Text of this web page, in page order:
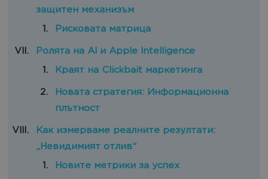
защитен механизъм
Рисковата матрица
Ролята на AI и Apple Intelligence
Краят на Clickbait маркетинга
Новата стратегия: Информационна
плътност
Как измерваме реалните резултати:
„Невидимият отлив“
Новите метрики за успех